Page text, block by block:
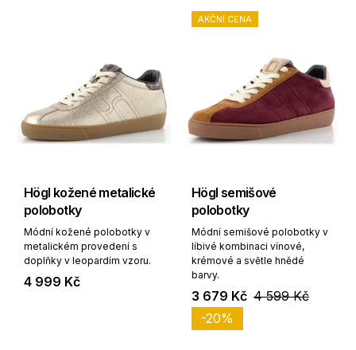
Högl kožené metalické
polobotky
Módní kožené polobotky v
metalickém provedení s
doplňky v leopardím vzoru.
4 999 Kč
AKČNÍ CENA
Högl semišové
polobotky
Módní semišové polobotky v
líbivé kombinaci vínové,
krémové a světle hnědé
barvy.
3 679 Kč 4 599 Kč
-20%